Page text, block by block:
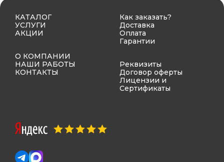
КАТАЛОГ
УСЛУГИ
АКЦИИ
О КОМПАНИИ
НАШИ РАБОТЫ
КОНТАКТЫ
Как заказать?
Доставка
Оплата
Гарантии
Реквизиты
Договор оферты
Лицензии и
Сертификаты